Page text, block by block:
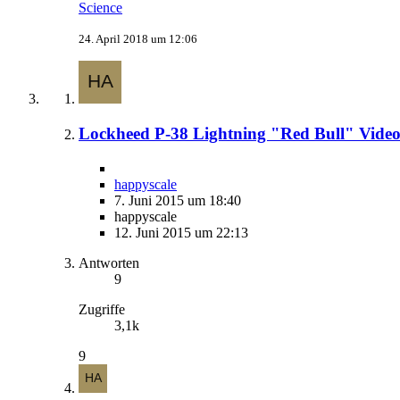
Science
24. April 2018 um 12:06
Lockheed P-38 Lightning "Red Bull"
happyscale
7. Juni 2015 um 18:40
happyscale
12. Juni 2015 um 22:13
Antworten
9
Zugriffe
3,1k
9